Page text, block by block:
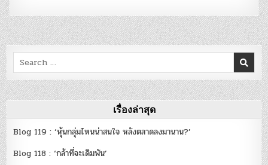
Search
for:
เรื่องล่าสุด
Blog 119 : ‘หุ้นกลุ่มไหนน่าสนใจ หลังตลาดลงมานาน?’
Blog 118 : ‘กล้าที่จะเดิมพัน’